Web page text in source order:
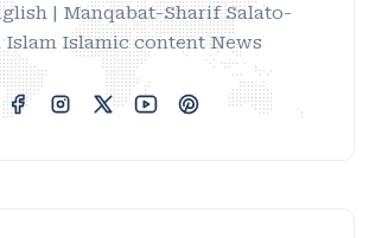
| Manqabat-Sharif Salato-
Islam Islamic content News